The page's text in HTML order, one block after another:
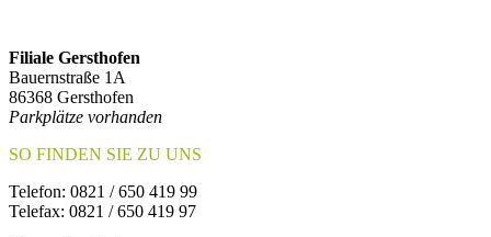
Filiale Gersthofen
Bauernstraße 1A
86368 Gersthofen
Parkplätze vorhanden
SO FINDEN SIE ZU UNS
Telefon: 0821 / 650 419 99
Telefax: 0821 / 650 419 97